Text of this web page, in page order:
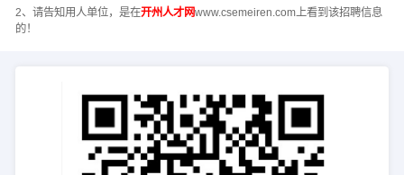
2、请告知用人单位，是在开州人才网www.csemeiren.com上看到该招聘信息
的！